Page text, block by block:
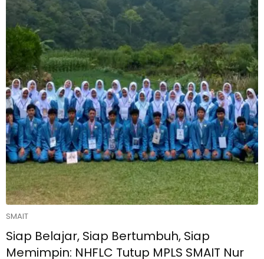
SMAIT
Siap Belajar, Siap Bertumbuh, Siap
Memimpin: NHFLC Tutup MPLS SMAIT Nur